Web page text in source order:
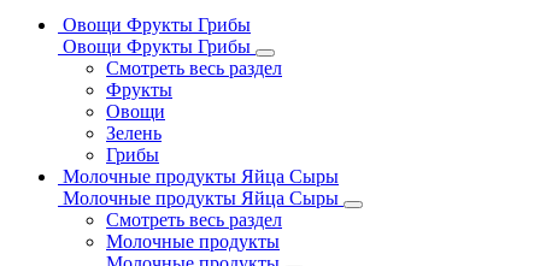
Овощи Фрукты Грибы
Овощи Фрукты Грибы
Смотреть весь раздел
Фрукты
Овощи
Зелень
Грибы
Молочные продукты Яйца Сыры
Молочные продукты Яйца Сыры
Смотреть весь раздел
Молочные продукты